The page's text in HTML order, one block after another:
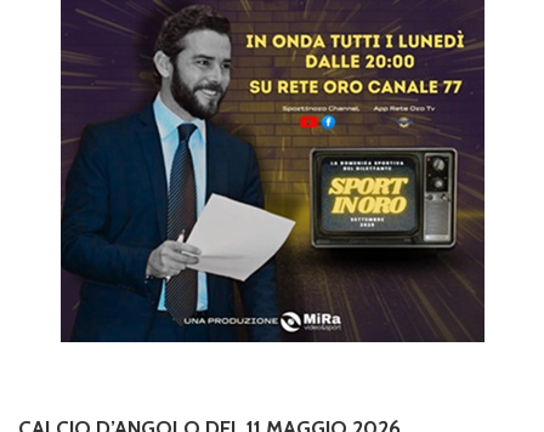
CALCIO D’ANGOLO DEL 11 MAGGIO 2026